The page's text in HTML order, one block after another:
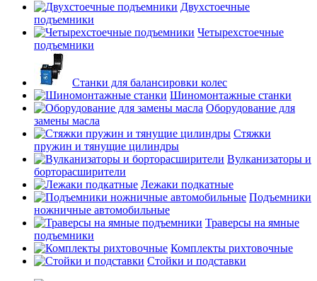
Двухстоечные
подъемники
Четырехстоечные
подъемники
Станки для балансировки колес
Шиномонтажные станки
Оборудование для
замены масла
Стяжки
пружин и тянущие цилиндры
Вулканизаторы и
борторасширители
Лежаки подкатные
Подъемники
ножничные автомобильные
Траверсы на ямные
подъемники
Комплекты рихтовочные
Стойки и подставки